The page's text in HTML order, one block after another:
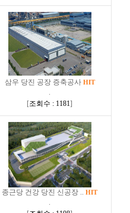
삼우 당진 공장 증축공사 HIT
.
[조회수 : 1181]
종근당 건강 당진 신공장 .. HIT
.